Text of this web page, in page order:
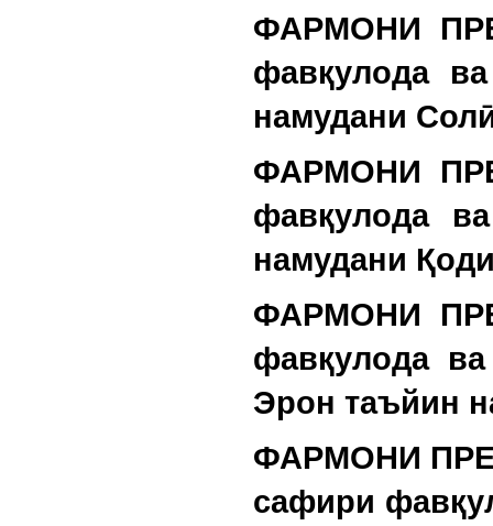
ФАРМОНИ
фавқулода
намудани
ФАРМОНИ
фавқулода
намудани
ФАРМОНИ
фавқулода
Эрон таъйин
ФАРМОНИ
сафири